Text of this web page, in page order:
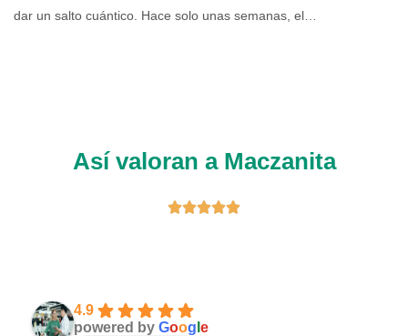
dar un salto cuántico. Hace solo unas semanas, el…
Así valoran a Maczanita
4.9
powered by Goog e